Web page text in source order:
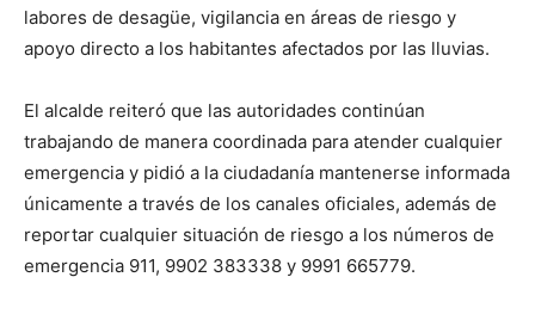
labores de desagüe, vigilancia en áreas de riesgo y
apoyo directo a los habitantes afectados por las lluvias.
El alcalde reiteró que las autoridades continúan
trabajando de manera coordinada para atender cualquier
emergencia y pidió a la ciudadanía mantenerse informada
únicamente a través de los canales oficiales, además de
reportar cualquier situación de riesgo a los números de
emergencia 911, 9902 383338 y 9991 665779.